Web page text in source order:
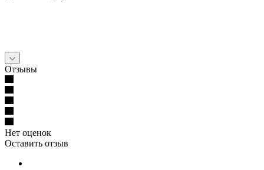
Отзывы
Нет оценок
Оставить отзыв